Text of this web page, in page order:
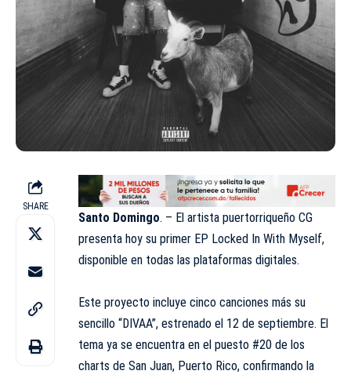
SHARE
Santo Domingo. – El artista puertorriqueño CG
presenta hoy su primer EP Locked In With Myself,
disponible en todas las plataformas digitales.
Este proyecto incluye cinco canciones más su
sencillo “DIVAA”, estrenado el 12 de septiembre. El
tema ya se encuentra en el puesto #20 de los
charts de San Juan, Puerto Rico, confirmando la